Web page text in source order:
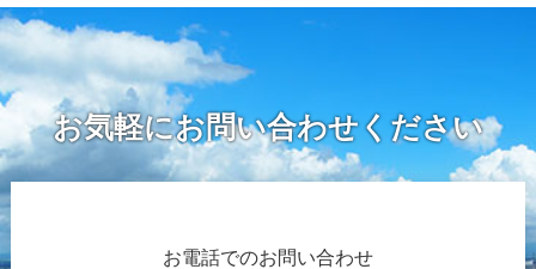
お気軽にお問い合わせください
お電話でのお問い合わせ